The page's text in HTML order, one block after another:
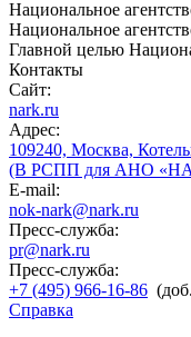
Национальное
Национальное
Главной целью
Контакты
Сайт:
nark.ru
Адрес:
109240, Москва,
(В РСПП для АНО
E-mail:
nok-nark@nark.ru
Пресс-служба:
pr@nark.ru
Пресс-служба:
+7 (495) 966-16-86
Справка